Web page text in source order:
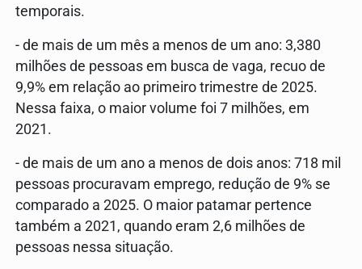
temporais.
- de mais de um mês a menos de um ano: 3,380
milhões de pessoas em busca de vaga, recuo de
9,9% em relação ao primeiro trimestre de 2025.
Nessa faixa, o maior volume foi 7 milhões, em
2021.
- de mais de um ano a menos de dois anos: 718 mil
pessoas procuravam emprego, redução de 9% se
comparado a 2025. O maior patamar pertence
também a 2021, quando eram 2,6 milhões de
pessoas nessa situação.